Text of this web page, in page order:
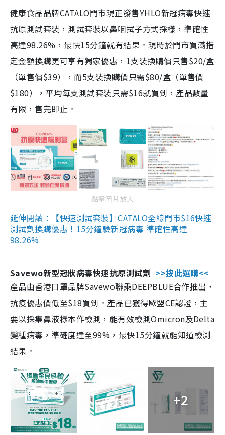
健康食品品牌CATALO門市現正發售YHLO新冠病毒快速
抗原測試套裝，測試套裝以鼻咽拭子方式採樣，準確性
高達98.26%，最快15分鐘就有結果。現時於門市買滿指
定金額換購更可享有獨家優惠，1支裝換購價只售$20/盒
（單售價$39），而5支裝換購價只需$80/盒（單售價
$180），平均每支測試套裝只需$16就買到，產品數量
有限，售完即止。
點擊圖片放大
延伸閱讀：【快速測試套裝】CATALO全線門市$16快速
測試劑換購優惠！15分鐘驗新冠病毒 準確性高達
98.26%
Savewo新型冠狀病毒快速抗原測試劑 >>按此選購<<
產品由香港口罩品牌Savewo聯乘DEEPBLUE合作推出，
抗疫優惠價低至$18買到。產品已獲得歐盟CE認證，主
要以採集鼻液樣本作檢測，能有效檢測Omicron及Delta
變種病毒，準確度達至99%，最快15分鐘就能知道檢測
結果。
+2